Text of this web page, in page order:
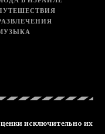
исключительно их